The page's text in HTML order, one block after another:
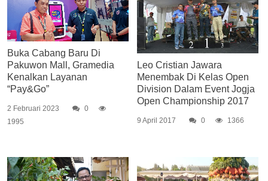
Buka Cabang Baru Di
Pakuwon Mall, Gramedia
Kenalkan Layanan
“Pay&Go”
2 Februari 2023
0
1995
Leo Cristian Jawara
Menembak Di Kelas Open
Division Dalam Event Jogja
Open Championship 2017
9 April 2017 0 1366